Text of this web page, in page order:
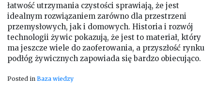
łatwość utrzymania czystości sprawiają, że jest
idealnym rozwiązaniem zarówno dla przestrzeni
przemysłowych, jak i domowych. Historia i rozwój
technologii żywic pokazują, że jest to materiał, który
ma jeszcze wiele do zaoferowania, a przyszłość rynku
podłóg żywicznych zapowiada się bardzo obiecująco.
Posted in Baza wiedzy